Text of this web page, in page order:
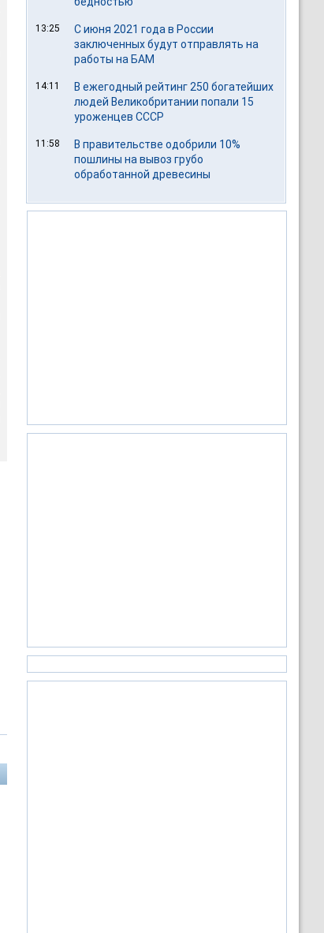
13:25
С июня 2021 года в России
заключенных будут отправлять на
работы на БАМ
14:11
В ежегодный рейтинг 250 богатейших
людей Великобритании попали 15
уроженцев СССР
11:58
В правительстве одобрили 10%
пошлины на вывоз грубо
обработанной древесины